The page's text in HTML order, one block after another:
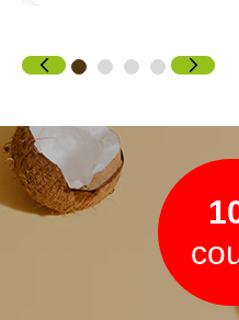
Newsletter